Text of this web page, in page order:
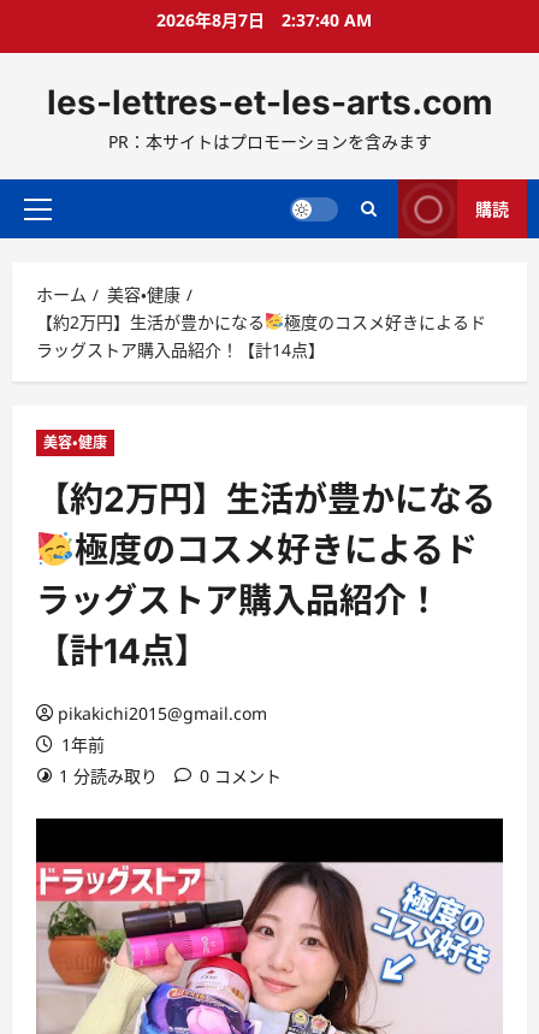
ス
ッ
2026年8月7日 2:37:41 AM
les-lettres-et-les-arts.com
PR：本サイトはプロモーションを含みます
メ
メ
ニ
ュ
ー
購読
ホーム
美容・健康
【約2万円】生活が豊かになる
極度のコスメ好きによるド
ラッグストア購入品紹介！【計14点】
美容・健康
【約2万円】生活が豊かになる
極度のコスメ好きによるド
ラッグストア購入品紹介！
【計14点】
pikakichi2015@gmail.com
1年前
1 分読み取り
0 コメント